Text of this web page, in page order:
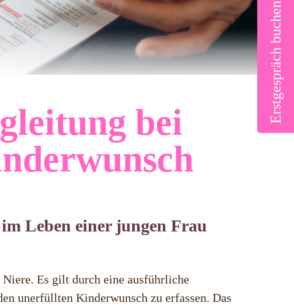
Erstgespräch buchen
bei
Leben einer jungen Frau
Es gilt durch eine ausführliche
unerfüllten Kinderwunsch zu erfassen. Das